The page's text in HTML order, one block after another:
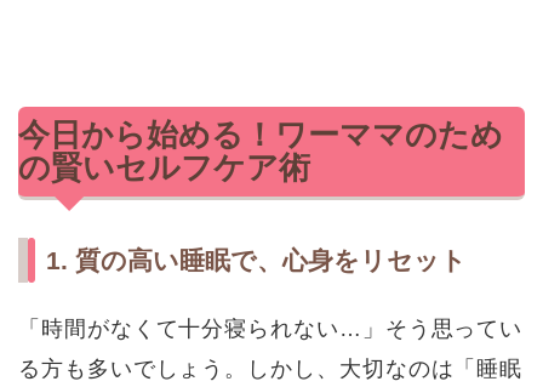
今日から始める！ワーママのため
の賢いセルフケア術
1. 質の高い睡眠で、心身をリセット
「時間がなくて十分寝られない…」そう思ってい
る方も多いでしょう。しかし、大切なのは「睡眠